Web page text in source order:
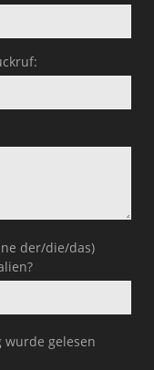
der/die/das)
wurde gelesen